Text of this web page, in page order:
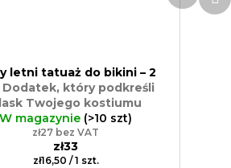
letni tatuaż do bikini – 2
Dodatek, który podkreśli
Twojego kostiumu
kąpielowego
W magazynie (>10 szt)
zł27 bez VAT
zł33
Cena
zł16,50 / 1 szt.